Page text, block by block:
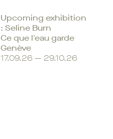
Upcoming exhibition
: Seline Burn
Ce que l'eau garde
Genève
17.09.26 — 29.10.26